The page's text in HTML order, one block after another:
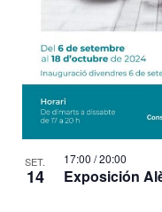
SET.
14 Exposición
17:00 / 20:00